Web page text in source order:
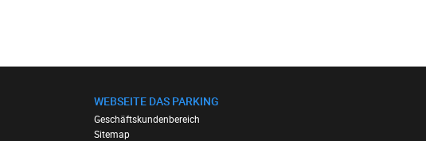
WEBSEITE DAS PARKING
Geschäftskundenbereich
Sitemap